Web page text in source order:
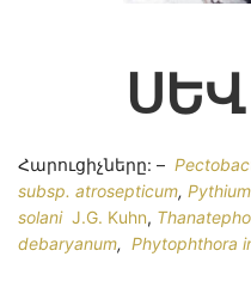
Հարուցիչները: –
subsp. atrosepticum,
solaniJ.G. Kuhn,
debaryanum, Phytophthora